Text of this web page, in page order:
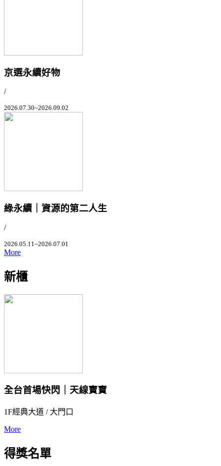
京選永續好物
/
2026.07.30~2026.09.02
綠永續｜資源的第二人生
/
2026.05.11~2026.07.01
More
新櫃
全台首場快閃｜天線寶寶
1F經典大道 / 大門口
More
得獎名單